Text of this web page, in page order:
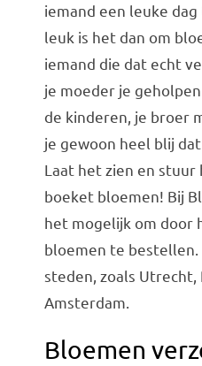
Olijfbomen
Bruiloft Bundels
Krans maken
Gelegenheden
Bloemenbon
Onze bloemenwinkel
iemand een leuke
leuk is het dan om
iemand die dat echt
je moeder je
de kinderen, je broer
je gewoon heel blij
Laat het zien en stuur
boeket bloemen! Bij
het mogelijk om door
bloemen te bestellen.
steden, zoals
Amsterdam.
Bloemen